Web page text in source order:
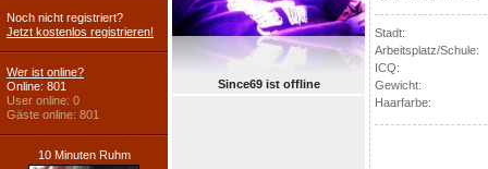
Since69 ist offline
Stadt:
Arbeitsplatz/Schule:
ICQ:
Gewicht:
Haarfarbe:
Noch nicht registriert?
Jetzt kostenlos registrieren!
Wer ist online?
Online: 801
User online: 0
Gäste online: 801
10 Minuten Ruhm